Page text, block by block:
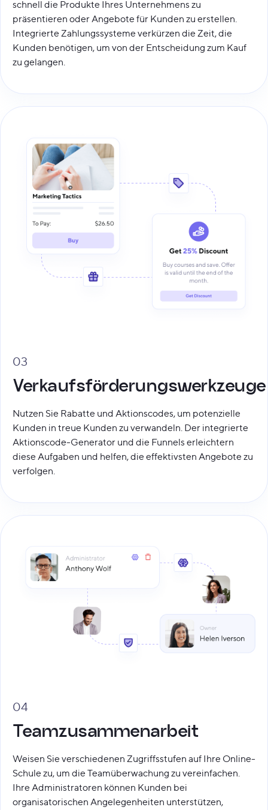
schnell die Produkte Ihres Unternehmens zu
präsentieren oder Angebote für Kunden zu erstellen.
Integrierte Zahlungssysteme verkürzen die Zeit, die
Kunden benötigen, um von der Entscheidung zum Kauf
zu gelangen.
03
Verkaufsförderungswerkzeuge
Nutzen Sie Rabatte und Aktionscodes, um potenzielle
Kunden in treue Kunden zu verwandeln. Der integrierte
Aktionscode-Generator und die Funnels erleichtern
diese Aufgaben und helfen, die effektivsten Angebote zu
verfolgen.
04
Teamzusammenarbeit
Weisen Sie verschiedenen Zugriffsstufen auf Ihre Online-
Schule zu, um die Teamüberwachung zu vereinfachen.
Ihre Administratoren können Kunden bei
organisatorischen Angelegenheiten unterstützen,